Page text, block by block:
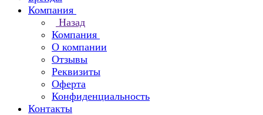
Компания
Назад
Компания
О компании
Отзывы
Реквизиты
Оферта
Конфиденциальность
Контакты